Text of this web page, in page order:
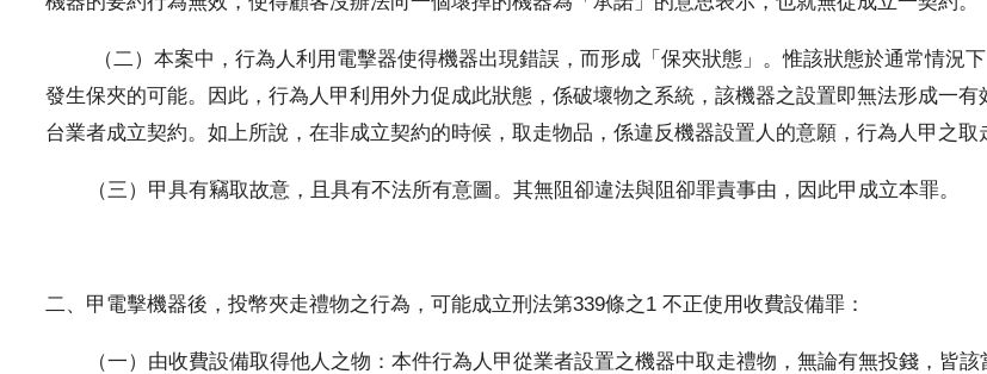
（二）本案中，行為人利用電擊器使得機器出現錯誤，而形成「保夾狀態」。惟該狀態於通常情況
發生保夾的可能。因此，行為人甲利用外力促成此狀態，係破壞物之系統，該機器之設置即無法形成一
台業者成立契約。如上所說，在非成立契約的時候，取走物品，係違反機器設置人的意願，行為人甲之取
（三）甲具有竊取故意，且具有不法所有意圖。其無阻卻違法與阻卻罪責事由，因此甲成立本罪。
二、甲電擊機器後，投幣夾走禮物之行為，可能成立刑法第339條之1 不正使用收費設備罪：
（一）由收費設備取得他人之物：本件行為人甲從業者設置之機器中取走禮物，無論有無投錢，皆該